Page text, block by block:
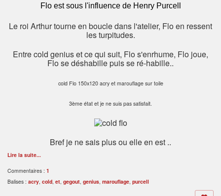
Flo est sous l'influence de Henry Purcell
Le roi Arthur tourne en boucle dans l'atelier, Flo en ressent
les turpitudes.
Entre cold genius et ce qui suit, Flo s'enrhume, Flo joue,
Flo se déshabille puis se ré-habille..
cold Flo 150x120 acry et marouflage sur toile
3ème état et je ne suis pas satisfait.
Bref je ne sais plus ou elle en est ..
Lire la suite...
Commentaires : 1
Balises : acry, cold, et, gegout, genius, marouflage, purcell